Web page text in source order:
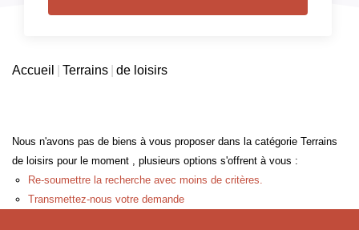
Accueil Terrains de loisirs
Nous n'avons pas de biens à vous proposer dans la catégorie Terrains
de loisirs pour le moment , plusieurs options s'offrent à vous :
Re-soumettre la recherche avec moins de critères.
Transmettez-nous votre demande